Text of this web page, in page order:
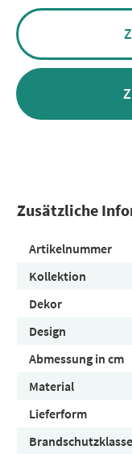
Zusätzliche
Artikelnummer
Kollektion
Dekor
Design
Abmessung in cm
Material
Lieferform
Brandschutzklasse